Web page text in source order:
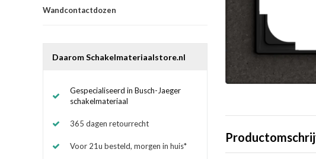
Wandcontactdozen
Daarom Schakelmateriaalstore.nl
Gespecialiseerd in Busch-Jaeger
schakelmateriaal
365 dagen retourrecht
Voor 21u besteld, morgen in huis*